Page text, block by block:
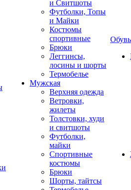
и Свитшоты
Футболки, Топы
и Майки
Костюмы
спортивные
Брюки
Леггинсы,
лосины и шорты
Термобелье
Мужская
Верхняя одежда
Ветровки,
жилеты
Толстовки, худи
и свитшоты
Футболки,
майки
Спортивные
костюмы
Брюки
Шорты, тайтсы
Обувь